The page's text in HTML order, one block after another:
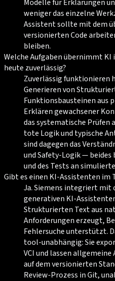
Modelle für Erklärungen
weniger das einzelne
Assistent sollte mit dem
versionierten Code
bleiben.
Welche Aufgaben übernimmt KI
heute zuverlässig?
Zuverlässig funktionieren
Generieren von
Funktionsbausteinen aus
Erklären gewachsener
das systematische Prüfen
tote Logik und typische
sind dagegen das
und Safety-Logik — beides
und des Tests an
Gibt es einen KI-Assistenten im
Ja. Siemens integriert mit
generativen KI-
Strukturierten Text aus
Anforderungen erzeugt,
Fehlersuche unterstützt.
tool-unabhängig: Sie
VCI und lassen allgemeine
auf dem versionierten
Review-Prozess in Git,